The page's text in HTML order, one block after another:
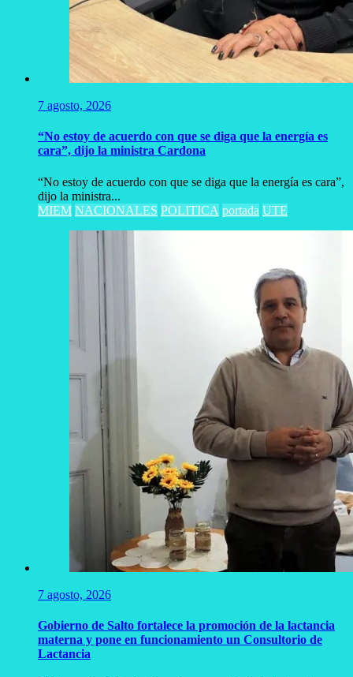
7 agosto, 2026
“No estoy de acuerdo con que se diga que la energía es
cara”, dijo la ministra Cardona
“No estoy de acuerdo con que se diga que la energía es cara”,
dijo la ministra...
MIEM NACIONALES POLITICA portada UTE
7 agosto, 2026
Gobierno de Salto fortalece la promoción de la lactancia
materna y pone en funcionamiento un Consultorio de
Lactancia